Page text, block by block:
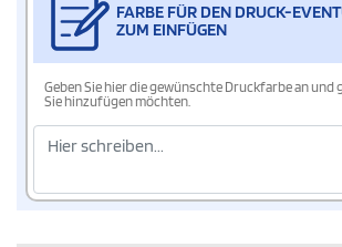
FARBE FÜR DEN DRUCK-
ZUM EINFÜGEN
Geben Sie hier die gewünschte Druckfarbe an und
Sie hinzufügen möchten.